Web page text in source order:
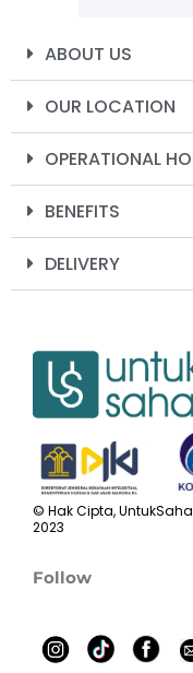
ABOUT US
OUR LOCATION
OPERATIONAL
BENEFITS
DELIVERY
© Hak Cipta,
2023
Follow